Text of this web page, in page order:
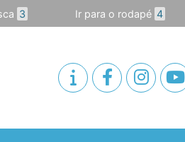
3 Ir para o rodapé 4